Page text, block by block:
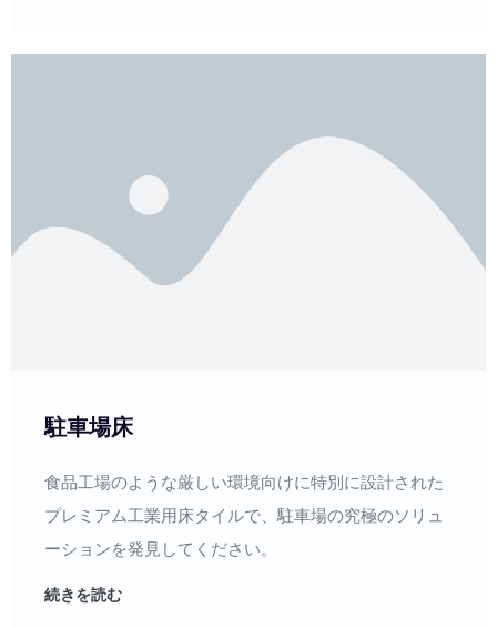
駐車場床
食品工場のような厳しい環境向けに特別に設計された
プレミアム工業用床タイルで、駐車場の究極のソリュ
ーションを発見してください。
続きを読む